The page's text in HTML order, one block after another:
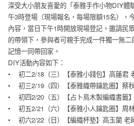
深受大小朋友喜愛的「泰雅手作小物DIY體
午3時登場（現場報名，每場限額15名），
內容，當日下午1時開放現場登記，邀請民
的帶領下，參與者可親手完成一件獨一無
記憶一同帶回家。
DIY活動內容如下：
• 初二2/18（三）【泰雅小錢包】高蓮君
• 初三2/19（四）【泰雅織帶鑰匙圈】蔡
• 初四2/20（五）【占卜鳥木製編織書籤
• 初五2/21（六）【泰雅小人鑰匙圈】周
• 初六2/22（日）【編織杯墊】高玉蘭 老